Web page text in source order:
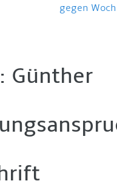
gegen
Günther